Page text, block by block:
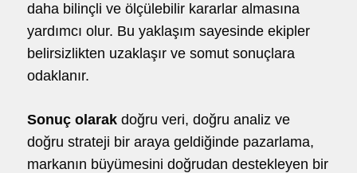
daha bilinçli ve ölçülebilir kararlar almasına
yardımcı olur. Bu yaklaşım sayesinde ekipler
belirsizlikten uzaklaşır ve somut sonuçlara
odaklanır.
Sonuç olarak doğru veri, doğru analiz ve
doğru strateji bir araya geldiğinde pazarlama,
markanın büyümesini doğrudan destekleyen bir